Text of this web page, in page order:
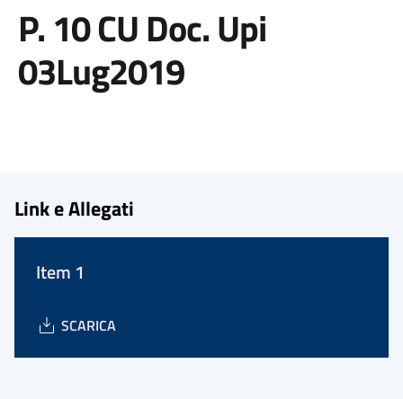
P. 10 CU Doc. Upi
03Lug2019
Link e Allegati
Item 1
SCARICA